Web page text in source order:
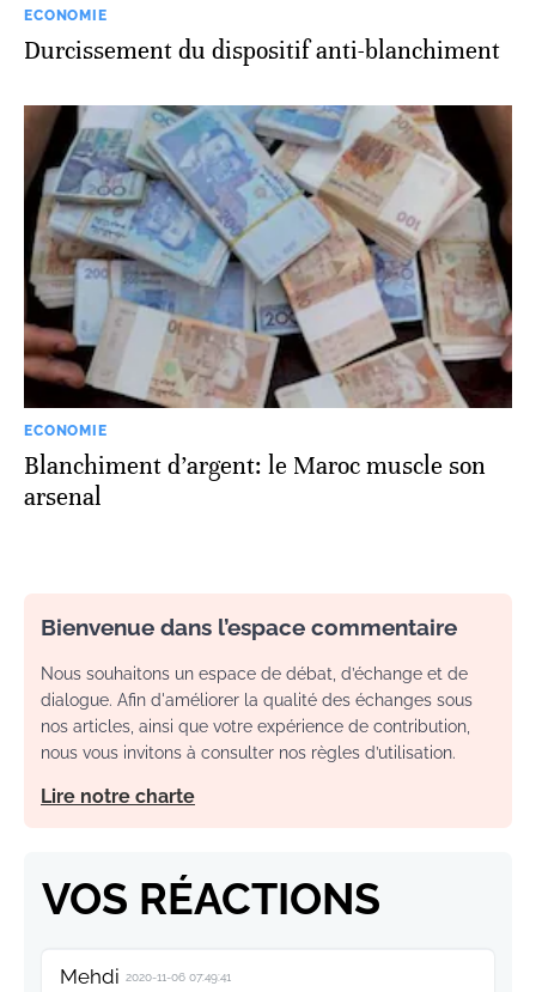
ECONOMIE
Durcissement du dispositif anti-blanchiment
ECONOMIE
Blanchiment d’argent: le Maroc muscle son
arsenal
Bienvenue dans l’espace commentaire
Nous souhaitons un espace de débat, d’échange et de
dialogue. Afin d'améliorer la qualité des échanges sous
nos articles, ainsi que votre expérience de contribution,
nous vous invitons à consulter nos règles d’utilisation.
Lire notre charte
VOS RÉACTIONS
Mehdi 2020-11-06 07:49:41